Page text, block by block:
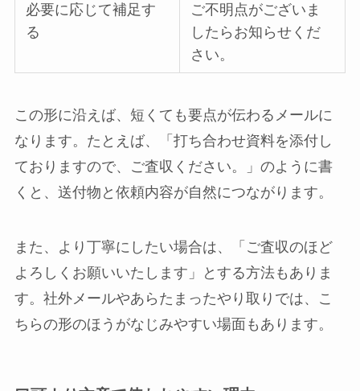
必要に応じて補足す
る
ご不明点がございま
したらお知らせくだ
さい。
この形に沿えば、短くても要点が伝わるメールに
なります。たとえば、「打ち合わせ資料を添付し
ておりますので、ご査収ください。」のように書
くと、送付物と依頼内容が自然につながります。
また、より丁寧にしたい場合は、「ご査収のほど
よろしくお願いいたします」とする方法もありま
す。社外メールやあらたまったやり取りでは、こ
ちらの形のほうがなじみやすい場面もあります。